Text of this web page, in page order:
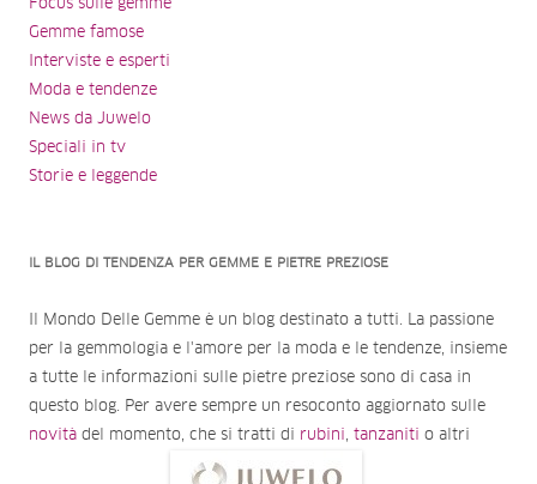
Focus sulle gemme
Gemme famose
Interviste e esperti
Moda e tendenze
News da Juwelo
Speciali in tv
Storie e leggende
IL BLOG DI TENDENZA PER GEMME E PIETRE PREZIOSE
Il Mondo Delle Gemme è un blog destinato a tutti. La passione
per la gemmologia e l'amore per la moda e le tendenze, insieme
a tutte le informazioni sulle pietre preziose sono di casa in
questo blog. Per avere sempre un resoconto aggiornato sulle
novità del momento, che si tratti di rubini , tanzaniti o altri